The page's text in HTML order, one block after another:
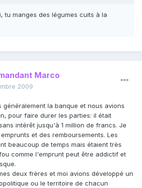
tu manges des légumes cuits à la
Marco
2009
généralement la banque et nous avions
pour faire durer les parties: il était
intérêt jusqu'à 1 million de francs. Je
et des remboursements. Les
beaucoup de temps mais étaient très
comme l'emprunt peut être addictif et
deux frères et moi avions développé un
ou le territoire de chacun